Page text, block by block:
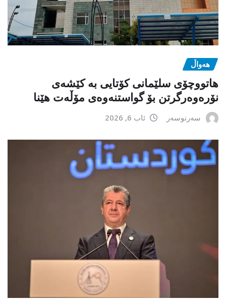
هەواڵ
هاتووچۆی سلێمانی کۆتایی بە کێشەی
نۆرەوەرگرتن بۆ گواستنەوەی مۆڵەت هێنا
سەرنوسەر ئاب 6, 2026